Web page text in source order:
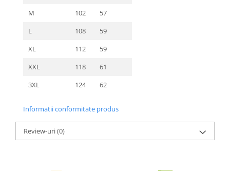
M
102
57
L
108
59
XL
112
59
XXL
118
61
3XL
124 62
Informatii conformitate produs
Review-uri(0)